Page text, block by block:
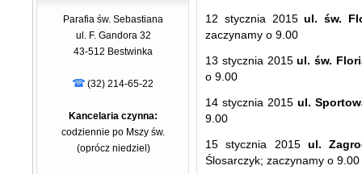
Parafia św. Sebastiana
ul. F. Gandora 32
43-512 Bestwinka
(32) 214-65-22
Kancelaria czynna:
codziennie po Mszy św.
(oprócz niedziel)
12 stycznia 2015ul. św.
zaczynamy o 9.00
13 stycznia 2015ul. św.
o 9.00
14 stycznia 2015 ul.
9.00
15 stycznia 2015 ul.
Ślosarczyk; zaczynamy o 9.00